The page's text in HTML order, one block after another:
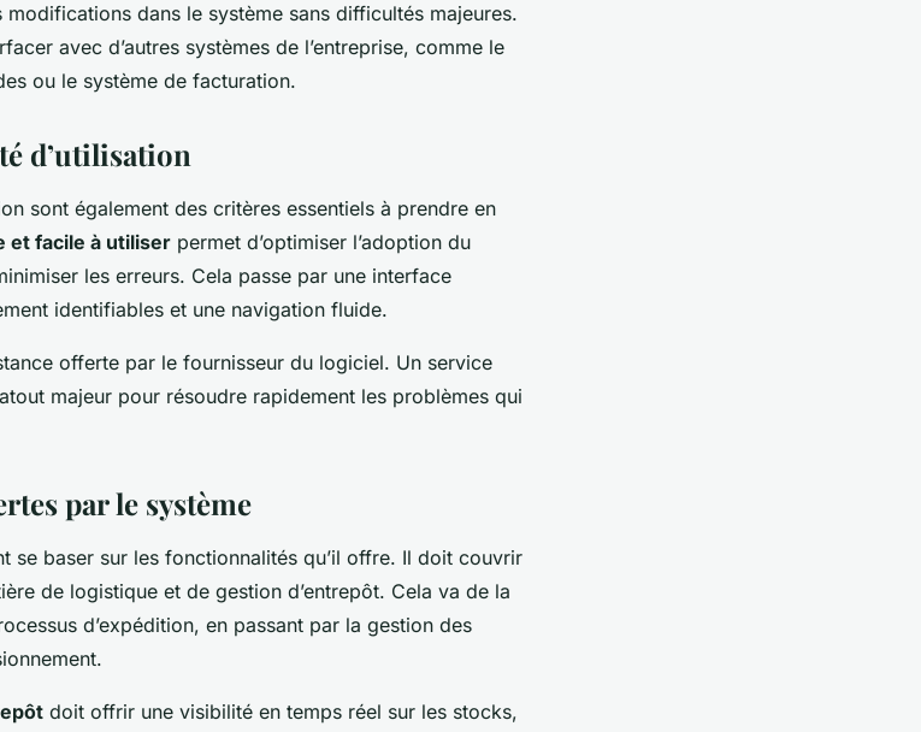
dans le système sans difficultés majeures.
avec d’autres systèmes de l’entreprise, comme le
ou le système de facturation.
d’utilisation
sont également des critères essentiels à prendre en
et facile à utiliser permet d’optimiser l’adoption du
les erreurs. Cela passe par une interface
identifiables et une navigation fluide.
offerte par le fournisseur du logiciel. Un service
majeur pour résoudre rapidement les problèmes qui
par le système
se baser sur les fonctionnalités qu’il offre. Il doit couvrir
de logistique et de gestion d’entrepôt. Cela va de la
d’expédition, en passant par la gestion des
doit offrir une visibilité en temps réel sur les stocks,